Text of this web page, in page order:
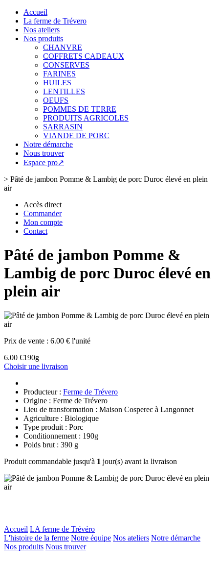
Accueil
La ferme de Trévero
Nos ateliers
Nos produits
CHANVRE
COFFRETS CADEAUX
CONSERVES
FARINES
HUILES
LENTILLES
OEUFS
POMMES DE TERRE
PRODUITS AGRICOLES
SARRASIN
VIANDE DE PORC
Notre démarche
Nous trouver
Espace pro↗
> Pâté de jambon Pomme & Lambig de porc Duroc élevé en plein
air
Accès direct
Commander
Mon compte
Contact
Pâté de jambon Pomme &
Lambig de porc Duroc élevé en
plein air
Prix de vente : 6.00 € l'unité
6.00 €190g
Choisir une livraison
Producteur : Ferme de Trévero
Origine : Ferme de Trévero
Lieu de transformation : Maison Cosperec à Langonnet
Agriculture : Biologique
Type produit : Porc
Conditionnement : 190g
Poids brut : 390 g
Produit commandable jusqu'à 1 jour(s) avant la livraison
Accueil LA ferme de Trévéro
L'histoire de la ferme Notre équipe Nos ateliers Notre démarche
Nos produits Nous trouver